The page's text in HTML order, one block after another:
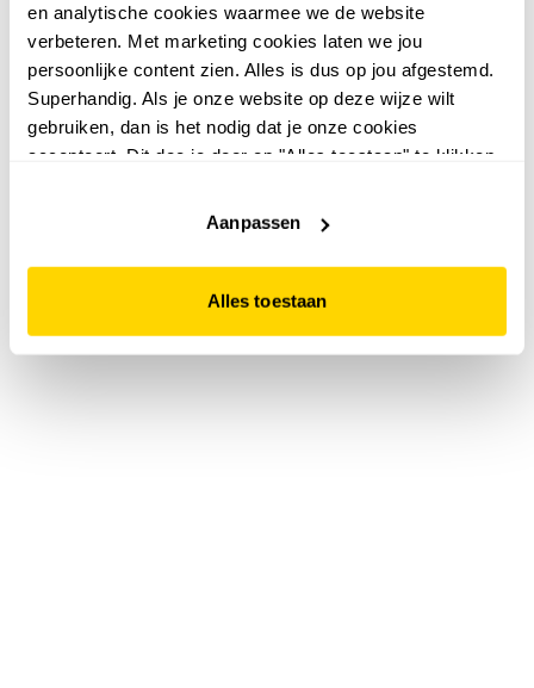
en analytische cookies waarmee we de website
verbeteren. Met marketing cookies laten we jou
persoonlijke content zien. Alles is dus op jou afgestemd.
Superhandig. Als je onze website op deze wijze wilt
gebruiken, dan is het nodig dat je onze cookies
accepteert. Dit doe je door op "Alles toestaan" te klikken.
website niet optimaal functioneert.
Aanpassen
Alles toestaan